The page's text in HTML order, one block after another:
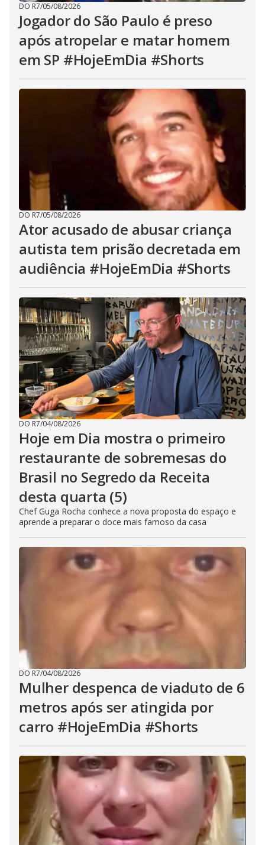
DO R7/05/08/2026
Jogador do São Paulo é preso
após atropelar e matar homem
em SP #HojeEmDia #Shorts
DO R7/05/08/2026
Ator acusado de abusar criança
autista tem prisão decretada em
audiência #HojeEmDia #Shorts
DO R7/04/08/2026
Hoje em Dia mostra o primeiro
restaurante de sobremesas do
Brasil no Segredo da Receita
desta quarta (5)
Chef Guga Rocha conhece a nova proposta do espaço e
aprende a preparar o doce mais famoso da casa
DO R7/04/08/2026
Mulher despenca de viaduto de 6
metros após ser atingida por
carro #HojeEmDia #Shorts